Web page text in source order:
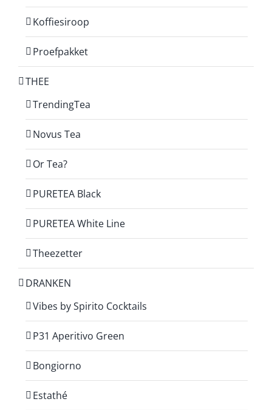
Koffiesiroop
Proefpakket
THEE
TrendingTea
Novus Tea
Or Tea?
PURETEA Black
PURETEA White Line
Theezetter
DRANKEN
Vibes by Spirito Cocktails
P31 Aperitivo Green
Bongiorno
Estathé